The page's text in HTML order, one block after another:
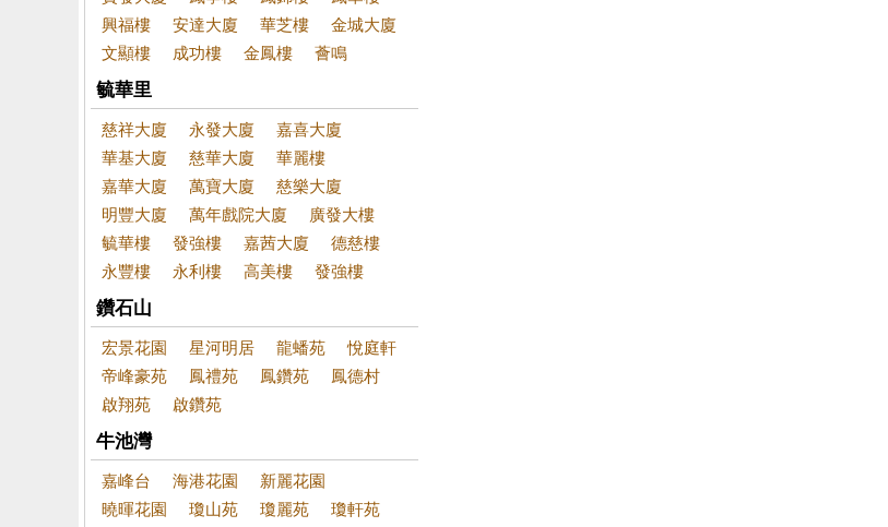
興福樓
安達大廈 華芝樓
金城大廈
文顯樓
成功樓 金鳳樓 薈鳴
毓華里
慈祥大廈 永發大廈
嘉喜大廈
華基大廈
慈華大廈
華麗樓
嘉華大廈
萬寶大廈
慈樂大廈
明豐大廈
萬年戲院大廈
廣發大樓
毓華樓
發強樓 嘉茜大廈
德慈樓
永豐樓
永利樓 高美樓 發強樓
鑽石山
宏景花園 星河明居 龍蟠苑
悅庭軒
帝峰豪苑
鳳禮苑 鳳鑽苑
鳳德村
啟翔苑
啟鑽苑
牛池灣
嘉峰台 海港花園
新麗花園
曉暉花園
瓊山苑 瓊麗苑
瓊軒苑